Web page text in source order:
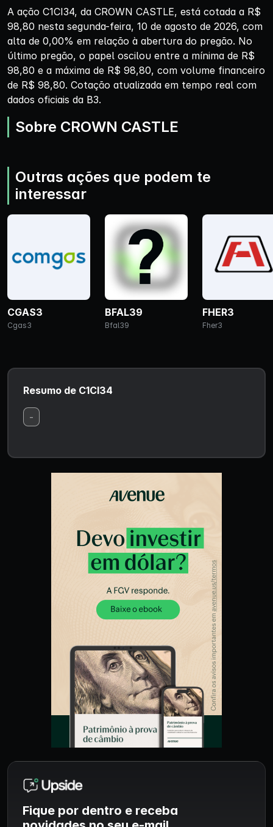
A ação C1CI34, da CROWN CASTLE, está cotada a R$
98,80 nesta segunda-feira, 10 de agosto de 2026, com
alta de 0,00% em relação à abertura do pregão. No
último pregão, o papel oscilou entre a mínima de R$
98,80 e a máxima de R$ 98,80, com volume financeiro
de R$ 98,80. Cotação atualizada em tempo real com
dados oficiais da B3.
Sobre CROWN CASTLE
Outras ações que podem te
interessar
CGAS3
Cgas3
BFAL39
Bfal39
FHER3
Fher3
Resumo de C1CI34
-
Fique por dentro e receba